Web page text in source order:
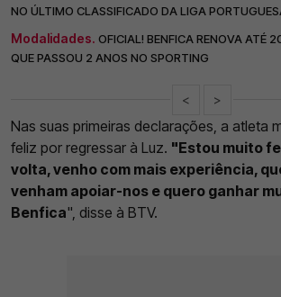
NO ÚLTIMO CLASSIFICADO DA LIGA
Modalidades. OFICIAL! BENFICA RENOVA ATÉ
QUE PASSOU 2 ANOS NO SPORTING
< >
Nas suas primeiras declarações, a atleta
feliz por regressar à Luz. "Estou muito
volta, venho com mais experiência,
venham apoiar-nos e quero ganhar
Benfica", disse à BTV.